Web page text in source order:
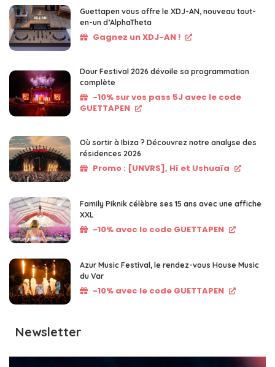
Guettapen vous offre le XDJ-AN, nouveau tout-
en-un d’AlphaTheta
Gagnez un XDJ-AN !
Dour Festival 2026 dévoile sa programmation
complète
-10% sur vos pass 5J avec le code
GUETTAPEN
Où sortir à Ibiza ? Découvrez notre analyse des
résidences 2026
Promo : [UNVRS], Hï et Ushuaïa
Family Piknik célèbre ses 15 ans avec une affiche
XXL
-10% avec le code GUETTAPEN
Azur Music Festival, le rendez-vous House Music
du Var
-10% avec le code GUETTAPEN
Newsletter